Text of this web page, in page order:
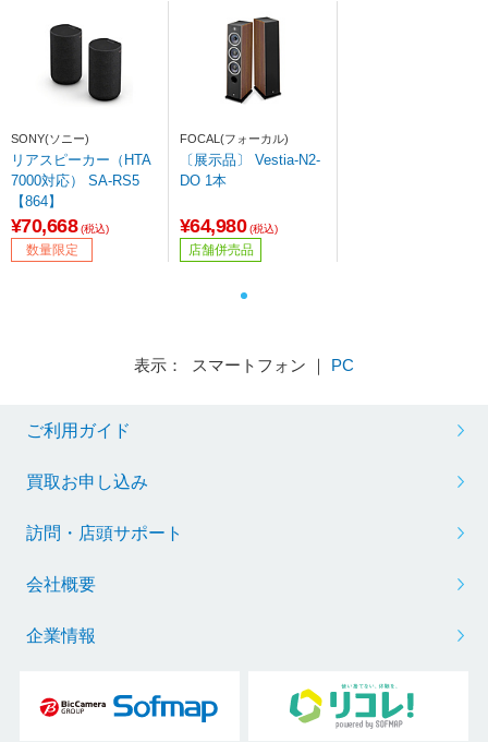
SONY(ソニー)
リアスピーカー（HTA
7000対応） SA-RS5
【864】
¥70,668 (税込)
数量限定
FOCAL(フォーカル)
〔展示品〕 Vestia-N2-
DO 1本
¥64,980 (税込)
店舗併売品
表示： スマートフォン ｜ PC
ご利用ガイド
買取お申し込み
訪問・店頭サポート
会社概要
企業情報